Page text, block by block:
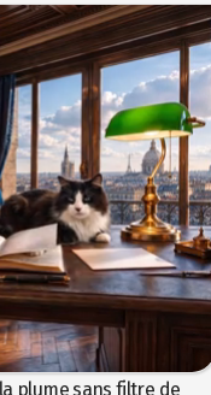
la plume sans filtre de